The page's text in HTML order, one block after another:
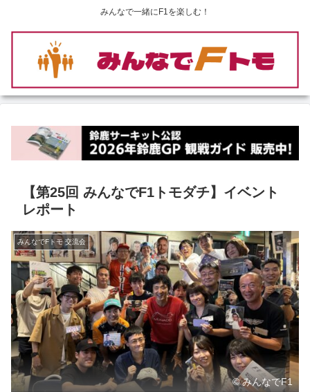
みんなで一緒にF1を楽しむ！
【第25回 みんなでF1トモダチ】イベント
レポート
みんなでFトモ 交流会
© みんなでF1